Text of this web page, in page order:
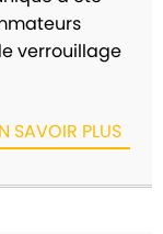
verrouillage
SAVOIR PLUS